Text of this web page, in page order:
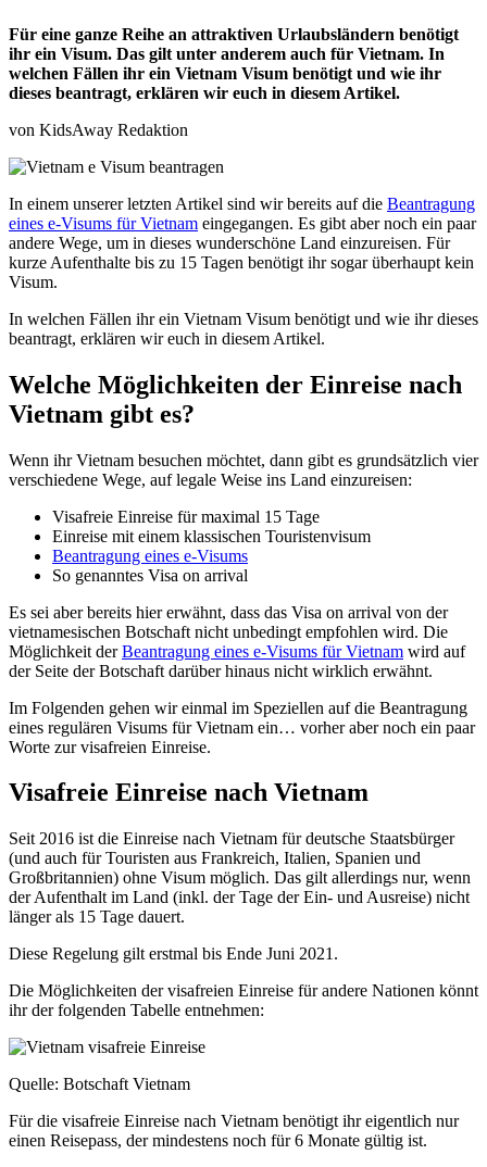
Für eine ganze Reihe an attraktiven Urlaubsländern benötigt
ihr ein Visum. Das gilt unter anderem auch für Vietnam. In
welchen Fällen ihr ein Vietnam Visum benötigt und wie ihr
dieses beantragt, erklären wir euch in diesem Artikel.
von KidsAway Redaktion
In einem unserer letzten Artikel sind wir bereits auf die Beantragung
eines e-Visums für Vietnam eingegangen. Es gibt aber noch ein paar
andere Wege, um in dieses wunderschöne Land einzureisen. Für
kurze Aufenthalte bis zu 15 Tagen benötigt ihr sogar überhaupt kein
Visum.
In welchen Fällen ihr ein Vietnam Visum benötigt und wie ihr dieses
beantragt, erklären wir euch in diesem Artikel.
Welche Möglichkeiten der Einreise nach
Vietnam gibt es?
Wenn ihr Vietnam besuchen möchtet, dann gibt es grundsätzlich vier
verschiedene Wege, auf legale Weise ins Land einzureisen:
Visafreie Einreise für maximal 15 Tage
Einreise mit einem klassischen Touristenvisum
Beantragung eines e-Visums
So genanntes Visa on arrival
Es sei aber bereits hier erwähnt, dass das Visa on arrival von der
vietnamesischen Botschaft nicht unbedingt empfohlen wird. Die
Möglichkeit derBeantragung eines e-Visums für Vietnam wird auf
der Seite der Botschaft darüber hinaus nicht wirklich erwähnt.
Im Folgenden gehen wir einmal im Speziellen auf die Beantragung
eines regulären Visums für Vietnam ein… vorher aber noch ein paar
Worte zur visafreien Einreise.
Visafreie Einreise nach Vietnam
Seit 2016 ist die Einreise nach Vietnam für deutsche Staatsbürger
(und auch für Touristen aus Frankreich, Italien, Spanien und
Großbritannien) ohne Visum möglich. Das gilt allerdings nur, wenn
der Aufenthalt im Land (inkl. der Tage der Ein- und Ausreise) nicht
länger als 15 Tage dauert.
Diese Regelung gilt erstmal bis Ende Juni 2021.
Die Möglichkeiten der visafreien Einreise für andere Nationen könnt
ihr der folgenden Tabelle entnehmen:
Quelle: Botschaft Vietnam
Für die visafreie Einreise nach Vietnam benötigt ihr eigentlich nur
einen Reisepass, der mindestens noch für 6 Monate gültig ist.